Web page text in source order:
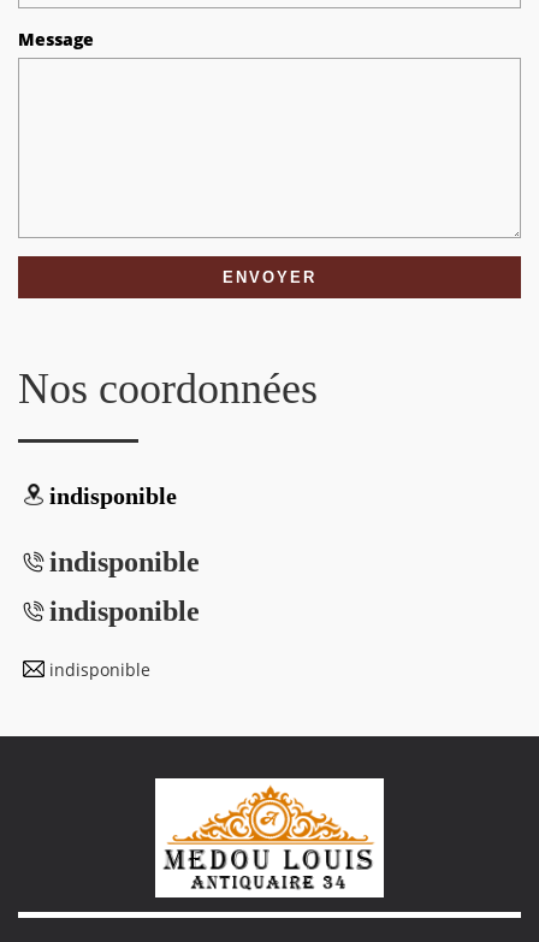
Message
Nos coordonnées
indisponible
indisponible
indisponible
indisponible